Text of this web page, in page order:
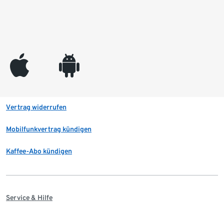
appleinc android
Vertrag widerrufen
Mobilfunkvertrag kündigen
Kaffee-Abo kündigen
Service & Hilfe